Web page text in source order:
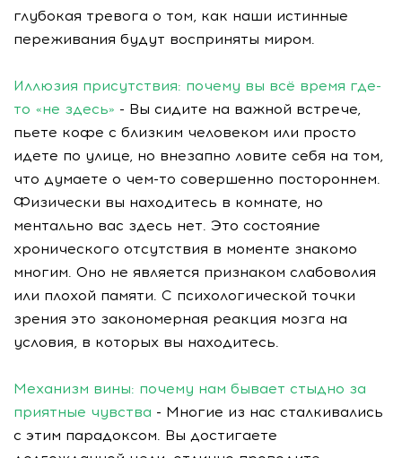
глубокая тревога о том, как наши истинные
переживания будут восприняты миром.
Иллюзия присутствия: почему вы всё время где-
то «не здесь» - Вы сидите на важной встрече,
пьете кофе с близким человеком или просто
идете по улице, но внезапно ловите себя на том,
что думаете о чем-то совершенно постороннем.
Физически вы находитесь в комнате, но
ментально вас здесь нет. Это состояние
хронического отсутствия в моменте знакомо
многим. Оно не является признаком слабоволия
или плохой памяти. С психологической точки
зрения это закономерная реакция мозга на
условия, в которых вы находитесь.
Механизм вины: почему нам бывает стыдно за
приятные чувства - Многие из нас сталкивались
с этим парадоксом. Вы достигаете